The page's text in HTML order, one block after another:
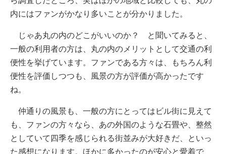
内にはファンがかなり多いことが分かりました。
じゃあ丸の内のどこがいいのか？ と聞いてみると、
一般の利用者の方は、丸の内のメリットとして交通の利
便性を挙げています。ファンである方々は、もちろん利
便性を評価しつつも、風景の方が評価が高かったです
ね。
仲通りの風景も、一般の方にとってはビル街に見えて
も、ファンの方々なら、あの外国のような石畳や、整然
としていて四季を感じられる街並みが大好きだ、といっ
た感想になります。ほかに多かったのが安心と愛着で